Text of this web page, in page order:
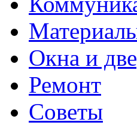
Окна и
Ремонт
Советы